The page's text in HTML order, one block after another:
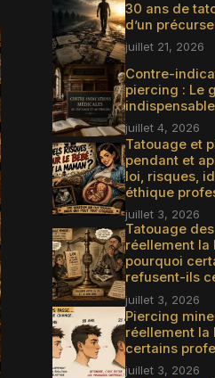
30 ans de
d’un
juillet 21, 2026
Contre-
piercing : Le
indispensable
juillet 4, 2026
Tatouage et
pendant et
loi, risques,
éthique
juillet 3, 2026
Tatouage
réellement la
pourquoi
refusent-ils
juillet 3, 2026
Piercing
réellement la
certains
juillet 3, 2026